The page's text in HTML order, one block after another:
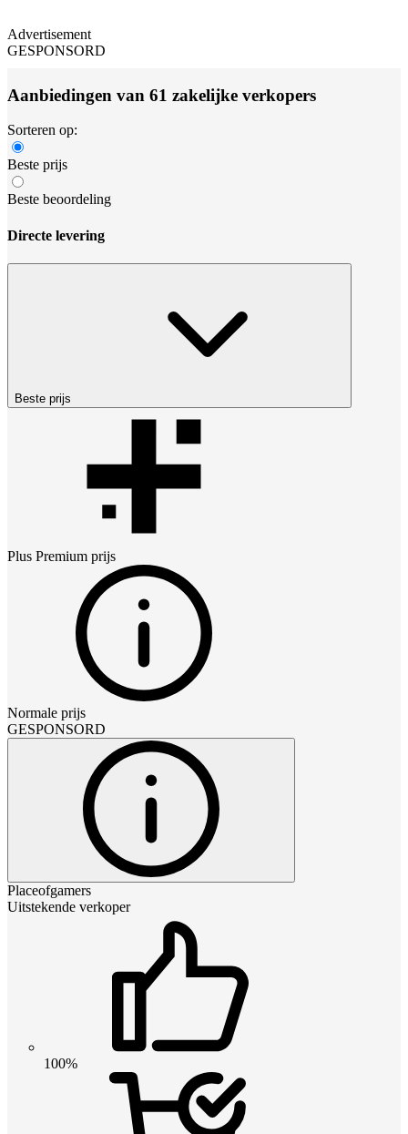
Advertisement
GESPONSORD
Aanbiedingen van 61 zakelijke verkopers
Sorteren op:
Beste prijs
Beste beoordeling
Directe levering
Beste prijs
Plus Premium prijs
Normale prijs
GESPONSORD
Placeofgamers
Uitstekende verkoper
100%